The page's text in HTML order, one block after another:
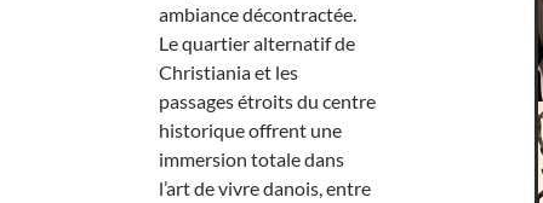
ambiance décontractée.
Le quartier alternatif de
Christiania et les
passages étroits du centre
historique offrent une
immersion totale dans
l’art de vivre danois, entre